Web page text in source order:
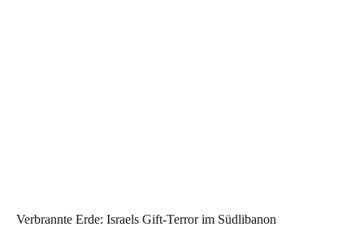
Verbrannte Erde: Israels Gift-Terror im Südlibanon